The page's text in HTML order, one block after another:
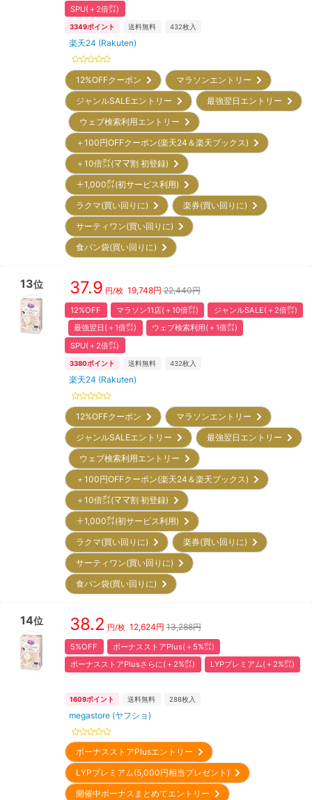
SPU(＋2倍㌽)
3349ポイント 送料無料 432枚入
楽天24 (Rakuten)
12%OFFクーポン
マラソンエントリー
ジャンルSALEエントリー
最強翌日エントリー
ウェブ検索利用エントリー
＋100円OFFクーポン(楽天24＆楽天ブックス)
＋10倍㌽(ママ割 初登録)
＋1,000㌽(初サービス利用)
ラクマ(買い回りに)
楽券(買い回りに)
サーティワン(買い回りに)
食パン袋(買い回りに)
13位 37.9 円/枚 19,748円 22,440円
12%OFF マラソン11店(＋10倍㌽)
ジャンルSALE(＋2倍㌽)
最強翌日(＋1倍㌽)
ウェブ検索利用(＋1倍㌽)
SPU(＋2倍㌽)
3380ポイント 送料無料 432枚入
楽天24 (Rakuten)
12%OFFクーポン
マラソンエントリー
ジャンルSALEエントリー
最強翌日エントリー
ウェブ検索利用エントリー
＋100円OFFクーポン(楽天24＆楽天ブックス)
＋10倍㌽(ママ割 初登録)
＋1,000㌽(初サービス利用)
ラクマ(買い回りに)
楽券(買い回りに)
サーティワン(買い回りに)
食パン袋(買い回りに)
14位 38.2 円/枚 12,624円 13,288円
5%OFF
ボーナスストアPlus(＋5%㌽)
ボーナスストアPlusさらに(＋2%㌽)
LYPプレミアム(＋2%㌽)
1609ポイント 送料無料 288枚入
megastore (ヤフショ)
ボーナスストアPlusエントリー
LYPプレミアム(5,000円相当プレゼント)
開催中ボーナスまとめてエントリー